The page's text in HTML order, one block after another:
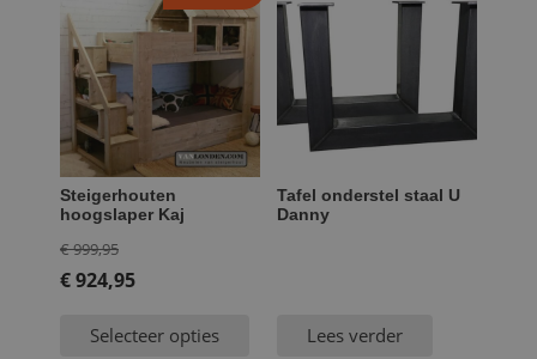
Steigerhouten
hoogslaper Kaj
€999,95Oorspronkelijke
prijs
€ 999,95.
€924,95
prijsSelecteer opties
Tafel onderstel staal U
Danny
Lees verder